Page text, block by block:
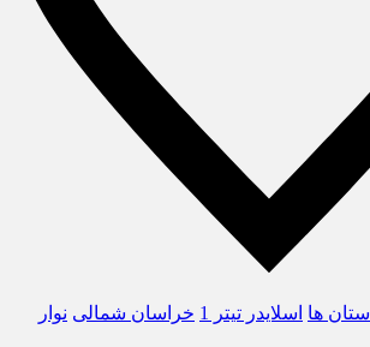
استان ها اسلایدر تیتر 1 خراسان شمالی نوار